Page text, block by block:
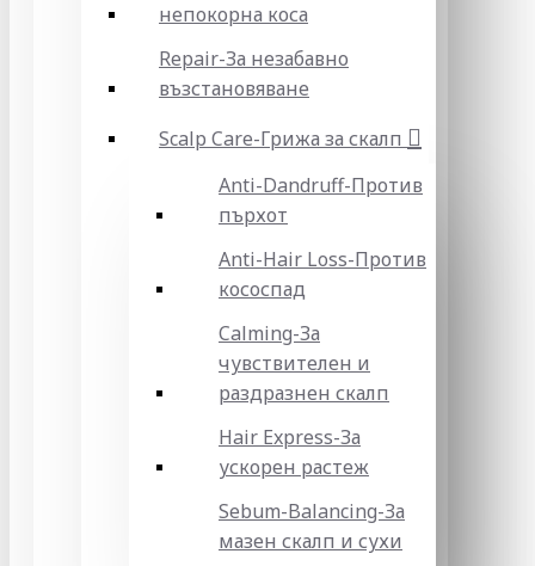
непокорна коса
Repair-За незабавно
възстановяване
Scalp Care-Грижа за скалп
Anti-Dandruff-Против
пърхот
Anti-Hair Loss-Против
кососпад
Calming-За
чувствителен и
раздразнен скалп
Hair Express-За
ускорен растеж
Sebum-Balancing-За
мазен скалп и сухи